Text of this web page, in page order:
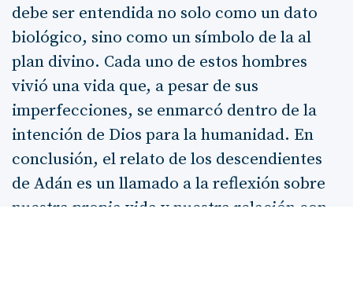
debe ser entendida no solo como un dato
biológico, sino como un símbolo de la al
plan divino. Cada uno de estos hombres
vivió una vida que, a pesar de sus
imperfecciones, se enmarcó dentro de la
intención de Dios para la humanidad. En
conclusión, el relato de los descendientes
de Adán es un llamado a la reflexión sobre
nuestra propia vida y nuestra relación con